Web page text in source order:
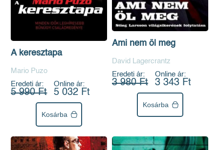
A keresztapa
Mario Puzo
Eredeti ár:
5 990 Ft
Online ár:
5 032 Ft
Kosárba
Ami nem öl meg
David Lagercrantz
Eredeti ár:
3 980 Ft
Online ár:
3 343 Ft
Kosárba